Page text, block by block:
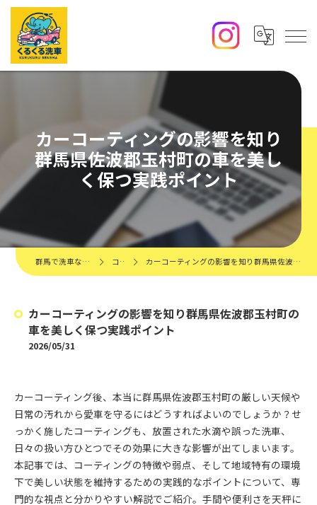
カーコーティングの影響を知り
群馬県佐波郡玉村町の車を美し
く保つ実践ポイント
群馬で洗車ならくるくる洗車 コラム カーコーティングの影響を知り群馬県佐波郡玉村町の車を美しく保つ実践ポイント
カーコーティングの影響を知り群馬県佐波郡玉村町の
車を美しく保つ実践ポイント
2026/05/31
カーコーティング後、本当に群馬県佐波郡玉村町の厳しい天候や
日常の汚れから愛車を守るにはどうすればよいのでしょうか？せ
っかく施したコーティングも、放置された水滴や誤った洗車、
日々の扱い方ひとつでその効果に大きな影響が出てしまいます。
本記事では、コーティングの特徴や弱点、そして地域特有の環境
下で美しい状態を維持するための実践的なポイントについて、専
門的な視点と分かりやすい解説でご紹介。手間や便利さを天秤に